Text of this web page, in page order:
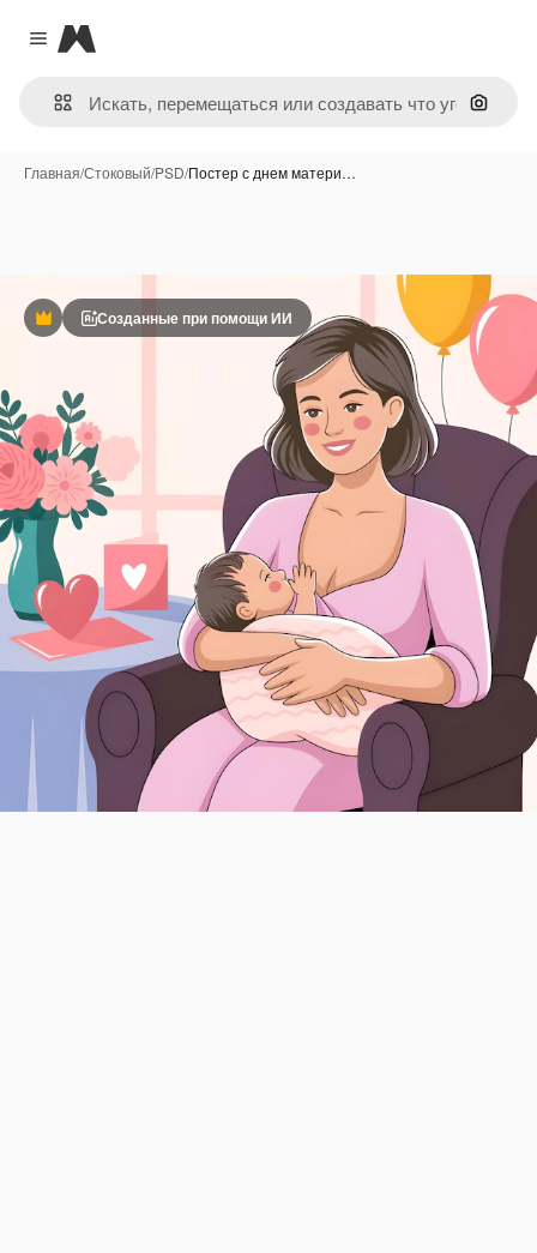
Close menu
Magnific
Поиск
Главная/Стоковый/PSD/Постер с днем матери…
ПремиумСозданные при помощи ИИ